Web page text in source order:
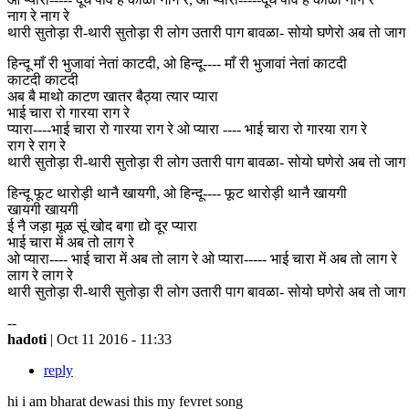
नाग रे नाग रे
थारी सुतोड़ा री-थारी सुतोड़ा री लोग उतारी पाग बावळा- सोयो घणेरो अब तो जाग
हिन्दू माँ री भुजावां नेतां काटदी, ओ हिन्दू---- माँ री भुजावां नेतां काटदी
काटदी काटदी
अब बै माथो काटण खातर बैठ्या त्यार प्यारा
भाई चारा रो गारया राग रे
प्यारा----भाई चारा रो गारया राग रे ओ प्यारा ---- भाई चारा रो गारया राग रे
राग रे राग रे
थारी सुतोड़ा री-थारी सुतोड़ा री लोग उतारी पाग बावळा- सोयो घणेरो अब तो जाग
हिन्दू फूट थारोड़ी थानै खायगी, ओ हिन्दू---- फूट थारोड़ी थानै खायगी
खायगी खायगी
ई नै जड़ा मूळ सूं खोद बगा द्यो दूर प्यारा
भाई चारा में अब तो लाग रे
ओ प्यारा---- भाई चारा में अब तो लाग रे ओ प्यारा----- भाई चारा में अब तो लाग रे
लाग रे लाग रे
थारी सुतोड़ा री-थारी सुतोड़ा री लोग उतारी पाग बावळा- सोयो घणेरो अब तो जाग
--
hadoti | Oct 11 2016 - 11:33
reply
hi i am bharat dewasi this my fevret song